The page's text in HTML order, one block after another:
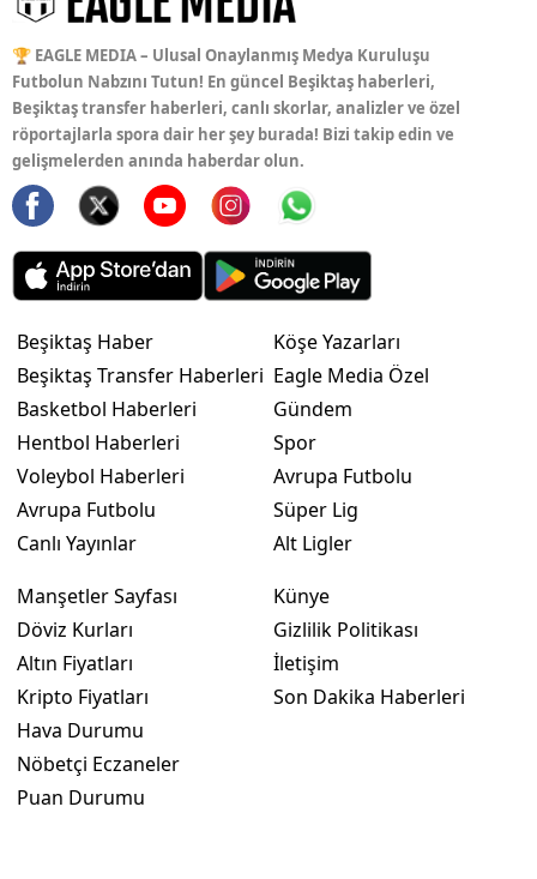
🏆 EAGLE MEDIA – Ulusal Onaylanmış Medya Kuruluşu
Futbolun Nabzını Tutun! En güncel Beşiktaş haberleri,
Beşiktaş transfer haberleri, canlı skorlar, analizler ve özel
röportajlarla spora dair her şey burada! Bizi takip edin ve
gelişmelerden anında haberdar olun.
Beşiktaş Haber
Beşiktaş Transfer Haberleri
Basketbol Haberleri
Hentbol Haberleri
Voleybol Haberleri
Avrupa Futbolu
Canlı Yayınlar
Köşe Yazarları
Eagle Media Özel
Gündem
Spor
Avrupa Futbolu
Süper Lig
Alt Ligler
Manşetler Sayfası
Döviz Kurları
Altın Fiyatları
Kripto Fiyatları
Hava Durumu
Nöbetçi Eczaneler
Puan Durumu
Künye
Gizlilik Politikası
İletişim
Son Dakika Haberleri